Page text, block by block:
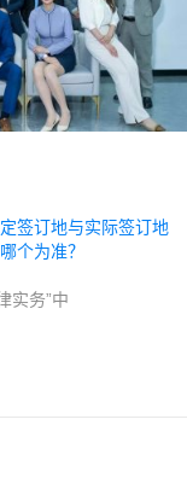
签订地与实际签订地
个为准？
实务”中